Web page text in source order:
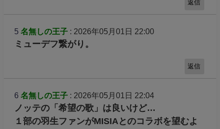
返信
5 名無しの王子: 2026年05月01日 22:00
ミューデフ繋がり。
返信
6 名無しの王子: 2026年05月01日 22:04
ノッテの「希望の歌」は良いけど…
１部の羽生ファンがMISIAとのコラボを望むよ